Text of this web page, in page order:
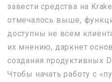
завести средства на
отмечалось выше,
доступны не всем
их мнению, даркнет
создания продуктивных
Чтобы начать работу с